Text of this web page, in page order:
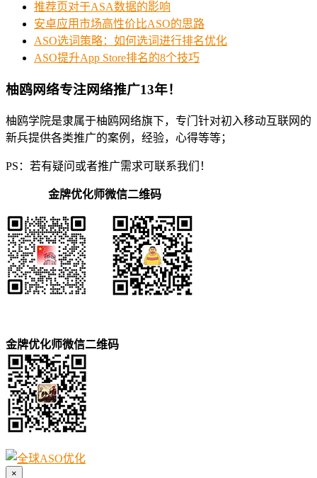
推荐页对于ASA数据的影响
安卓应用市场高性价比ASO的思路
ASO选词策略：如何选词进行排名优化
ASO提升App Store排名的8个技巧
柚鸥网络专注网络推广13年！
柚鸥学院是隶属于柚鸥网络旗下，专门针对初入移动互联网的
新兵提供各类推广的案例，经验，心得等等；
PS：若有疑问或者推广需求可联系我们！
金牌优化师微信二维码
金牌优化师微信二维码
×